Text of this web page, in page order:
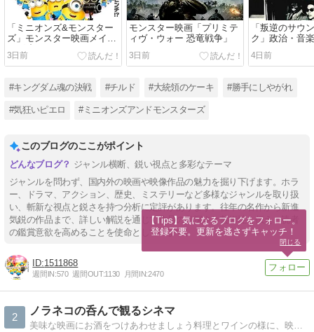
「ミニオンズ&モンスター
ズ」モンスター映画メイキ
ング映画
3日前
モンスター映画「プリミテ
ィヴ・ウォー 恐竜戦争」
3日前
「叛逆のサウ
ク」政治・音
タリー
4日前
#キングダム魂の決戦 #チルド #大統領のケーキ #勝手にしやがれ
#気狂いピエロ #ミニオンズアンドモンスターズ
このブログのここがポイント
ジャンル横断、鋭い視点と多彩なテーマ
ジャンルを問わず、国内外の映画や映像作品の魅力を掘り下げます。ホラ
ー、ドラマ、アクション、歴史、ミステリーなど多様なジャンルを取り扱
い、斬新な視点と鋭さを持つ分析に定評があります。往年の名作から新進
気鋭の作品まで、詳しい解説を通じて作品の奥深さと芸術性を伝え、読者
の鑑賞意欲を高めることを使命としています。
1511868
週間IN:570 週間OUT:1130 月間IN:2470
2
ノラネコの呑んで観るシネマ
美味な映画にお酒をつけあわせましょう料理とワインの様に、映画にお酒を合わせてみます
【Tips】気になるブログをフォロー。
登録不要。更新を逃さずキャッチ！
閉じる